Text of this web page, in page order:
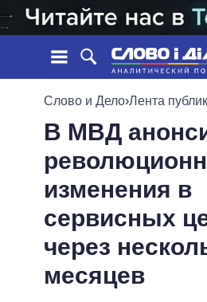
ЛЕНТА
СОБЫТИЯ
СТАТЬИ
ОБЗОРЫ
ДАЙДЖЕСТЫ
ПРЕЗИДЕНТ И ОФИС
ВЕРХОВНАЯ РАДА
КАБИНЕТ МИНИСТРОВ
ВИДЕО
Слово и Дело›Лента
В МВД
изменения в
сервисных
через
месяцев